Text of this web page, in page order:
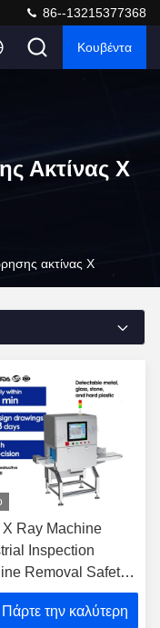
86--13215377368
Κουβέντα
Ακτίνας X
ακτίνας X
X Ray Machine
Inspection
Removal Safety
For Factories
Πάρτε την καλύτερη